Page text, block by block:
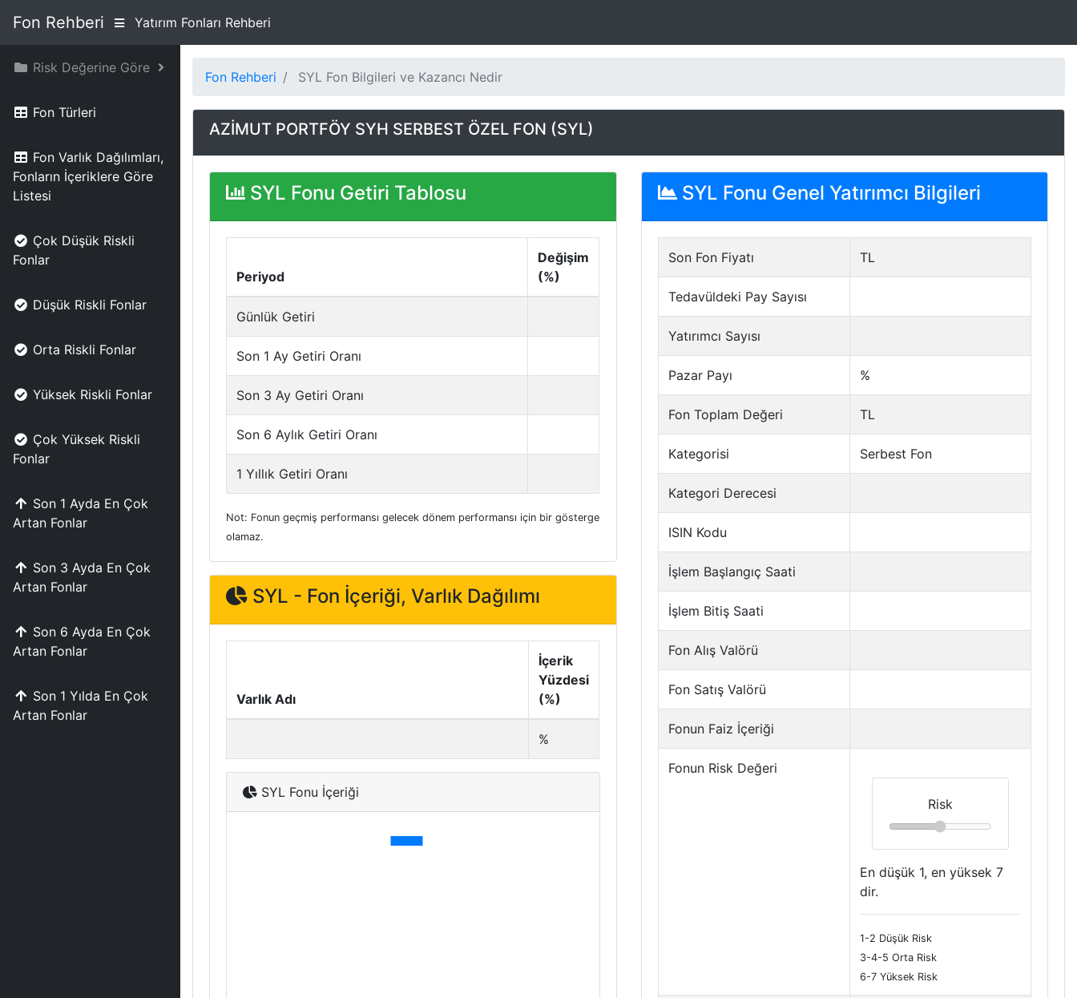
Fon Rehberi Yatırım Fonları Rehberi
Risk Değerine Göre
Fon Türleri
Fon Varlık Dağılımları,
Fonların İçeriklere Göre
Listesi
Çok Düşük Riskli
Fonlar
Düşük Riskli Fonlar
Orta Riskli Fonlar
Yüksek Riskli Fonlar
Çok Yüksek Riskli
Fonlar
Son 1 Ayda En Çok
Artan Fonlar
Son 3 Ayda En Çok
Artan Fonlar
Son 6 Ayda En Çok
Artan Fonlar
Son 1 Yılda En Çok
Artan Fonlar
Fon Rehberi SYL Fon Bilgileri ve Kazancı Nedir
AZİMUT PORTFÖY SYH SERBEST ÖZEL FON (SYL)
SYL Fonu Getiri Tablosu
Periyod
Değişim
(%)
Günlük Getiri
Son 1 Ay Getiri Oranı
Son 3 Ay Getiri Oranı
Son 6 Aylık Getiri Oranı
1 Yıllık Getiri Oranı
Not: Fonun geçmiş performansı gelecek dönem performansı için bir gösterge
olamaz.
SYL - Fon İçeriği, Varlık Dağılımı
Varlık Adı
İçerik
Yüzdesi
(%)
%
SYL Fonu İçeriği
SYL Fonu Genel Yatırımcı Bilgileri
Son Fon Fiyatı TL
Tedavüldeki Pay Sayısı
Yatırımcı Sayısı
Pazar Payı %
Fon Toplam Değeri TL
Kategorisi Serbest Fon
Kategori Derecesi
ISIN Kodu
İşlem Başlangıç Saati
İşlem Bitiş Saati
Fon Alış Valörü
Fon Satış Valörü
Fonun Faiz İçeriği
Fonun Risk Değeri
Risk
En düşük 1, en yüksek 7
dir.
1-2 Düşük Risk
3-4-5 Orta Risk
6-7 Yüksek Risk